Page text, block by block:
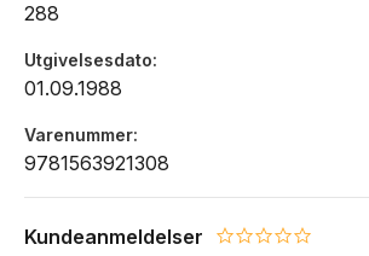
288
Utgivelsesdato
01.09.1988
Varenummer
9781563921308
Kundeanmeldelser 0.0 star rating